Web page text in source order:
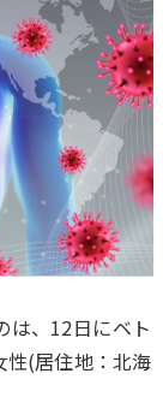
は、12日にベト
性(居住地：北海